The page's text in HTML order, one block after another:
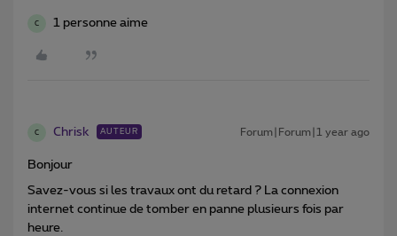
C 1 personne aime
C Chrisk AUTEUR Forum|Forum|1 year ago
Bonjour
Savez-vous si les travaux ont du retard ? La connexion
internet continue de tomber en panne plusieurs fois par
heure.